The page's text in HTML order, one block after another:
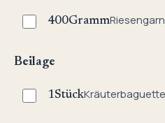
400Gramm
Beilage
1StückKräuterbaguette